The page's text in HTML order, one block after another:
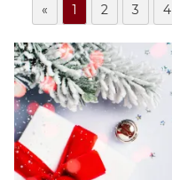
« 1 2 3 4